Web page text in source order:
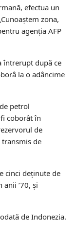
efectua un
zona,
agenția AFP
întrerupt după ce
la o adâncime
petrol
coborât în
de
de
cinci deținute de
’70, și
de Indonezia.